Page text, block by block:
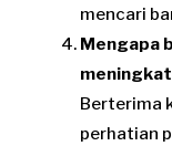
mencari
Mengapa
Berterima
perhatian